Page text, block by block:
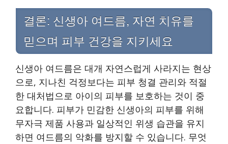
결론: 신생아 여드름, 자연 치유를
믿으며 피부 건강을 지키세요
신생아 여드름은 대개 자연스럽게 사라지는 현상
으로, 지나친 걱정보다는 피부 청결 관리와 적절
한 대처법으로 아이의 피부를 보호하는 것이 중
요합니다. 피부가 민감한 신생아의 피부를 위해
무자극 제품 사용과 일상적인 위생 습관을 유지
하면 여드름의 악화를 방지할 수 있습니다. 무엇